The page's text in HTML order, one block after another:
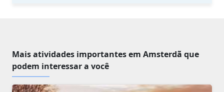
Mais atividades importantes em Amsterdã que
podem interessar a você